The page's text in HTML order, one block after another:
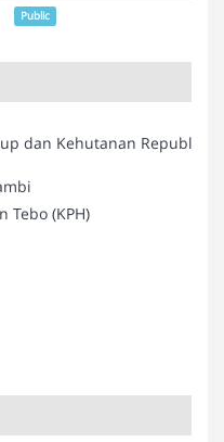
Public
dan Kehutanan Republik
Tebo (KPH)